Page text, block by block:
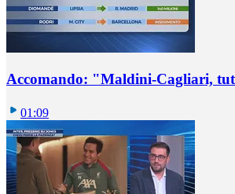
Accomando: "Maldini-Cagliari,
01:09